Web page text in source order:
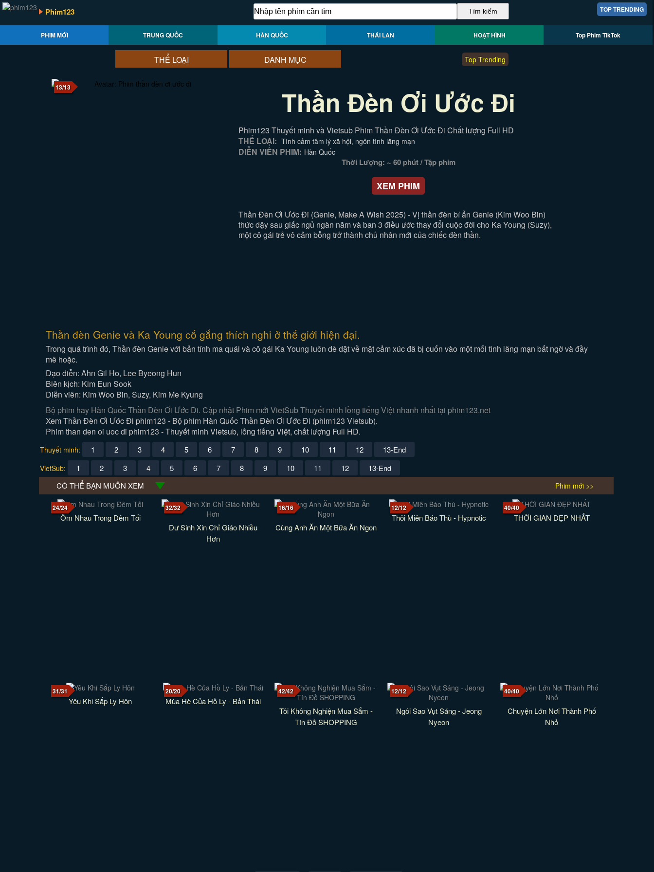
TOP TRENDING
Phim123
PHIM MỚI TRUNG QUỐC HÀN QUỐC THÁI LAN HOẠT HÌNH Top Phim TikTok
THỂ LOẠI DANH MỤC Top Trending
13/13 Thần Đèn Ơi Ước Đi
Phim123 Thuyết minh và Vietsub Phim Thần Đèn Ơi Ước Đi Chất lượng Full HD
THỂ LOẠI: Tình cảm tâm lý xã hội, ngôn tình lãng mạn
DIỄN VIÊN PHIM: Hàn Quốc
Thời Lượng: ~ 60 phút / Tập phim
XEM PHIM
Thần Đèn Ơi Ước Đi (Genie, Make A Wish 2025) - Vị thần đèn bí ẩn Genie (Kim Woo Bin)
thức dậy sau giấc ngủ ngàn năm và ban 3 điều ước thay đổi cuộc đời cho Ka Young (Suzy),
một cô gái trẻ vô cảm bỗng trở thành chủ nhân mới của chiếc đèn thần.
Thần đèn Genie và Ka Young cố gắng thích nghi ở thế giới hiện đại.
Trong quá trình đó, Thần đèn Genie với bản tính ma quái và cô gái Ka Young luôn dè dặt về mặt cảm xúc đã bị cuốn vào một mối tình lãng mạn bất ngờ và đầy
mê hoặc.
Đạo diễn: Ahn Gil Ho, Lee Byeong Hun
Biên kịch: Kim Eun Sook
Diễn viên: Kim Woo Bin, Suzy, Kim Me Kyung
Bộ phim hay Hàn Quốc Thần Đèn Ơi Ước Đi. Cập nhật Phim mới VietSub Thuyết minh lồng tiếng Việt nhanh nhất tại phim123.net
Xem Thần Đèn Ơi Ước Đi phim123 - Bộ phim Hàn Quốc Thần Đèn Ơi Ước Đi (phim123 Vietsub).
Phim than den oi uoc di phim123 - Thuyết minh Vietsub, lồng tiếng Việt, chất lượng Full HD.
Thuyết minh: 1 2 3 4 5 6 7 8 9 10 11 12 13-End
VietSub: 1 2 3 4 5 6 7 8 9 10 11 12
13-End
CÓ THỂ BẠN MUỐN XEM
Phim mới >>
24/24
Ôm Nhau Trong Đêm Tối
32/32
Dư Sinh Xin Chỉ Giáo Nhiều
Hơn
16/16
Cùng Anh Ăn Một Bữa Ăn Ngon
12/12
Thôi Miên Báo Thù - Hypnotic
40/40
THỜI GIAN ĐẸP NHẤT
31/31
Yêu Khi Sắp Ly Hôn
20/20
Mùa Hè Của Hồ Ly - Bản Thái
42/42
Tôi Không Nghiện Mua Sắm -
Tín Đồ SHOPPING
12/12
Ngôi Sao Vụt Sáng - Jeong
Nyeon
40/40
Chuyện Lớn Nơi Thành Phố
Nhỏ